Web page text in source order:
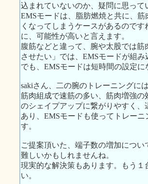
込まれていないのか、疑問に思って
EMSモードは、脂肪燃焼と共に、
くなってしまうケースがあるので
に、可能性が高いと言えます。
腹筋などと違って、腕や太股では
させたい」では、EMSモードが組
でも、EMSモードは短時間の設定
sakiさん、二の腕のトレーニングに
筋肉組成で速筋の多い、筋肉増強
のシェイプアップに繋がりやすく
あり、EMSモードも使ってトレー
す。
ご提案頂いた、端子数の増加につ
難しいかもしれませんね。
現実的な解決策もあります。もう
い。